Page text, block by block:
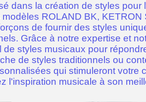
dans la création de styles pour
ROLAND BK,
de fournir des styles
Grâce à notre expertise et
de styles musicaux pour
de styles traditionnels ou
qui stimuleront votre
l'inspiration musicale à son